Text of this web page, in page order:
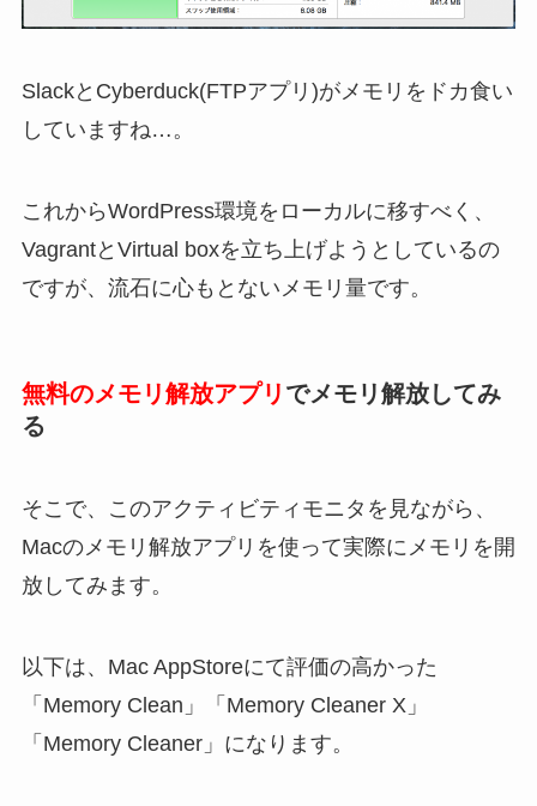
SlackとCyberduck(FTPアプリ)がメモリをドカ食い
していますね…。
これからWordPress環境をローカルに移すべく、
VagrantとVirtual boxを立ち上げようとしているの
ですが、流石に心もとないメモリ量です。
無料のメモリ解放アプリ でメモリ解放してみ
る
そこで、このアクティビティモニタを見ながら、
Macのメモリ解放アプリを使って実際にメモリを開
放してみます。
以下は、Mac AppStoreにて評価の高かった
「Memory Clean」「Memory Cleaner X」
「Memory Cleaner」になります。